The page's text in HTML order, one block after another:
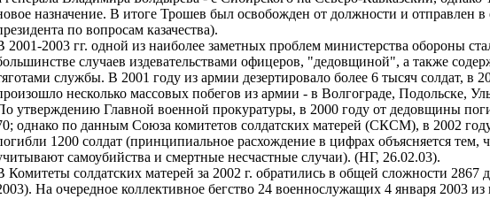
назначение. В итоге Трошев был освобожден от должности и отправлен в
по вопросам казачества).
2001-2003 гг. одной из наиболее заметных проблем министерства обороны
случаев издевательствами офицеров, "дедовщиной", а также
службы. В 2001 году из армии дезертировало более 6 тысяч солдат, в
несколько массовых побегов из армии - в Волгограде, Подольске,
утверждению Главной военной прокуратуры, в 2000 году от дедовщины
однако по данным Союза комитетов солдатских матерей (СКСМ), в 2002
1200 солдат (принципиальное расхождение в цифрах объясняется
самоубийства и смертные несчастные случаи). (НГ, 26.02.03).
Комитеты солдатских матерей за 2002 г. обратились в общей сложности 2867
На очередное коллективное бегство 24 военнослужащих 4 января 2003